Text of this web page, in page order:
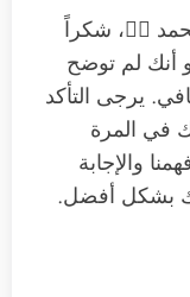
🙋‍♂️، شكراً
أنك لم توضح
يرجى التأكد
في المرة
والإجابة
بشكل أفضل.